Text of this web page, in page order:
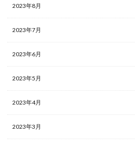
2023年8月
2023年7月
2023年6月
2023年5月
2023年4月
2023年3月